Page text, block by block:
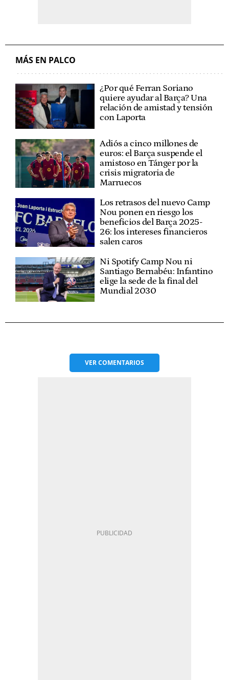
MÁS EN PALCO
¿Por qué Ferran Soriano
quiere ayudar al Barça? Una
relación de amistad y tensión
con Laporta
Adiós a cinco millones de
euros: el Barça suspende el
amistoso en Tánger por la
crisis migratoria de
Marruecos
Los retrasos del nuevo Camp
Nou ponen en riesgo los
beneficios del Barça 2025-
26: los intereses financieros
salen caros
Ni Spotify Camp Nou ni
Santiago Bernabéu: Infantino
elige la sede de la final del
Mundial 2030
VERCOMENTARIOS